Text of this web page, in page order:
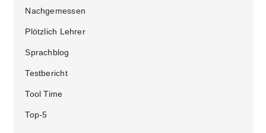
Nachgemessen
Plötzlich Lehrer
Sprachblog
Testbericht
Tool Time
Top-5